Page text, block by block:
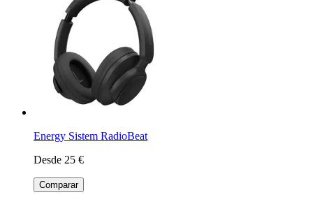
Energy Sistem RadioBeat
Desde 25 €
Comparar